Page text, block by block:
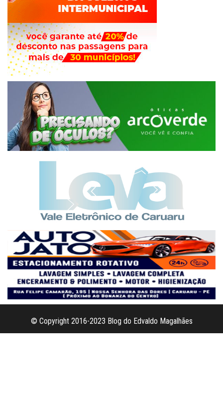
© Copyright 2016-2023 Blog do Edvaldo Magalhães